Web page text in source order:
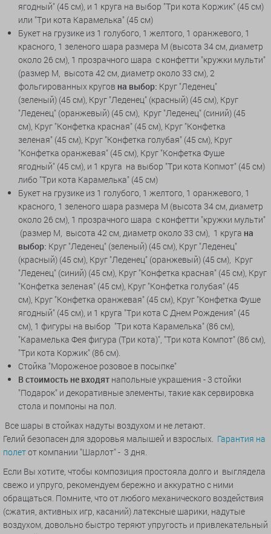
ягодный" (45 см), и 1 круга на выбор "Три кота Коржик" (45 см)
или "Три кота Карамелька" (45 см)
Букет на грузике из 1 голубого, 1 желтого, 1 оранжевого, 1
красного, 1 зеленого шара размера М (высота 34 см, диаметр
около 26 см), 1 прозрачного шара с конфетти "кружки мульти"
(размер М, высота 42 см, диаметр около 33 см), 2
фольгированных кругов на выбор: Круг "Леденец"
(зеленый) (45 см), Круг "Леденец" (красный) (45 см), Круг
"Леденец" (оранжевый) (45 см), Круг "Леденец" (синий) (45
см), Круг "Конфетка красная" (45 см), Круг "Конфетка
зеленая" (45 см), Круг "Конфетка голубая" (45 см), Круг
"Конфетка оранжевая" (45 см), Круг "Конфетка Фуше
ягодный" (45 см), и 1 круга на выбор "Три кота Копмот" (45 см)
либо "Три кота Карамелька" (45 см)
Букет на грузике из 1 голубого, 1 желтого, 1 оранжевого, 1
красного, 1 зеленого шара размера М (высота 34 см, диаметр
около 26 см), 1 прозрачного шара с конфетти "кружки мульти"
(размер М, высота 42 см, диаметр около 33 см), 1 круга на
выбор: Круг "Леденец" (зеленый) (45 см), Круг "Леденец"
(красный) (45 см), Круг "Леденец" (оранжевый) (45 см), Круг
"Леденец" (синий) (45 см), Круг "Конфетка красная" (45 см), Круг
"Конфетка зеленая" (45 см), Круг "Конфетка голубая" (45
см), Круг "Конфетка оранжевая" (45 см), Круг "Конфетка Фуше
ягодный" (45 см), и 1 круга "Три кота С Днем Рождения" (45
см), 1 фигуры на выбор "Три кота Карамелька" (86 см),
"Карамелька Фея фигура (Три кота)", "Три кота Компот" (86 см),
"Три кота Коржик" (86 см).
Стойка "Мороженое розовое в посыпке"
В стоимость не входят напольные украшения - 3 стойки
"Подарок" и декоративные элементы, такие как сервировка
стола и помпоны на пол.
Все шары в стойках надуты воздухом и не летают.
Гелий безопасен для здоровья малышей и взрослых. Гарантия на
полетот компании "Шарлот" - 3 дня.
Если Вы хотите, чтобы композиция простояла долго и выглядела
свежо и упруго, рекомендуем бережно и аккуратно с ними
обращаться. Помните, что от любого механического воздействия
(сжатия, активных игр, касаний) латексные шарики, надутые
воздухом, довольно быстро теряют упругость и привлекательный